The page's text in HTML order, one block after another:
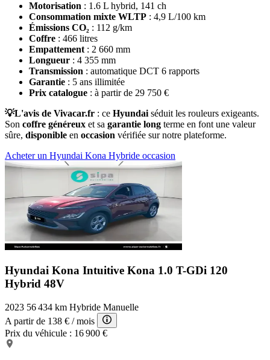
Motorisation : 1.6 L hybrid, 141 ch
Consommation mixte WLTP : 4,9 L/100 km
Émissions CO₂ : 112 g/km
Coffre : 466 litres
Empattement: 2 660 mm
Longueur : 4 355 mm
Transmission : automatique DCT 6 rapports
Garantie : 5 ans illimitée
Prix catalogue : à partir de 29 750 €
💡L'avis de Vivacar.fr : ce Hyundaiséduit les rouleurs exigeants.
Son coffre généreux et sa garantie long terme en font une valeur
sûre, disponible en occasion vérifiée sur notre plateforme.
Acheter un Hyundai Kona Hybride occasion
Hyundai Kona Intuitive Kona 1.0 T-GDi 120
Hybrid 48V
2023 56 434 km Hybride Manuelle
A partir de 138 € / mois
Prix du véhicule : 16 900 €